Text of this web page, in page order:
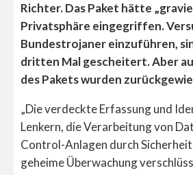
Richter. Das Paket hätte
Privatsphäre eingegriffen.
Bundestrojaner einzuführen,
dritten Mal gescheitert. Aber
des Pakets wurden
„Die verdeckte Erfassung und
Lenkern, die Verarbeitung von
Control-Anlagen durch
geheime Überwachung